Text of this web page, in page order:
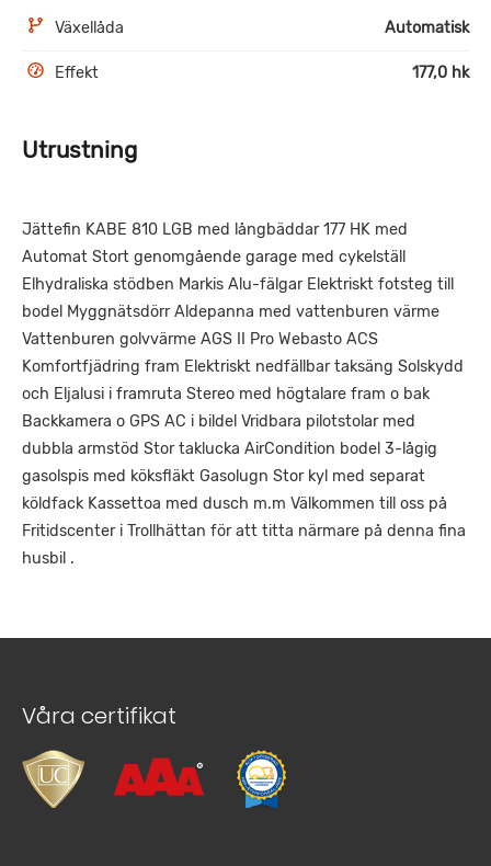
Växellåda Automatisk
Effekt 177,0 hk
Utrustning
Jättefin KABE 810 LGB med långbäddar 177 HK med
Automat Stort genomgående garage med cykelställ
Elhydraliska stödben Markis Alu-fälgar Elektriskt fotsteg till
bodel Myggnätsdörr Aldepanna med vattenburen värme
Vattenburen golvvärme AGS II Pro Webasto ACS
Komfortfjädring fram Elektriskt nedfällbar taksäng Solskydd
och Eljalusi i framruta Stereo med högtalare fram o bak
Backkamera o GPS AC i bildel Vridbara pilotstolar med
dubbla armstöd Stor taklucka AirCondition bodel 3-lågig
gasolspis med köksfläkt Gasolugn Stor kyl med separat
köldfack Kassettoa med dusch m.m Välkommen till oss på
Fritidscenter i Trollhättan för att titta närmare på denna fina
husbil .
Våra certifikat